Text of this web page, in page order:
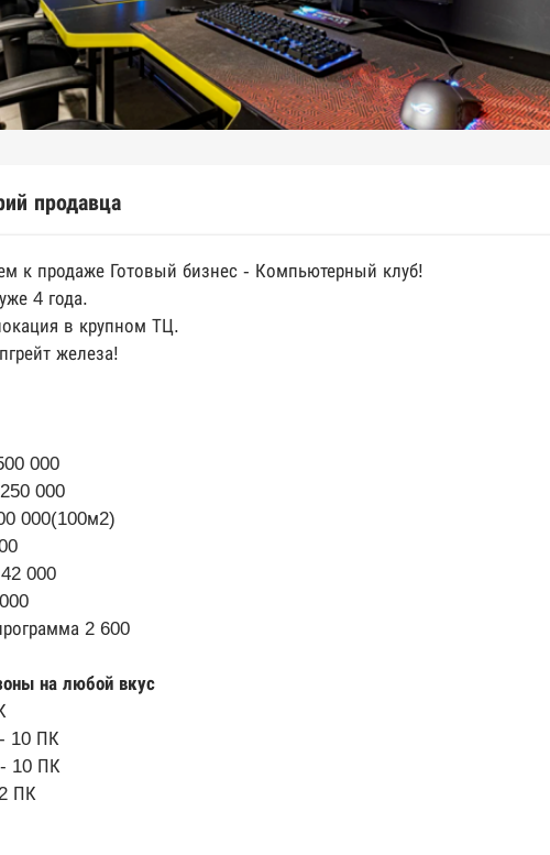
продавца
к продаже Готовый бизнес - Компьютерный клуб!
4 года.
в крупном ТЦ.
железа!
000
000
000(100м2)
000
2 600
на любой вкус
10 ПК
10 ПК
ПК